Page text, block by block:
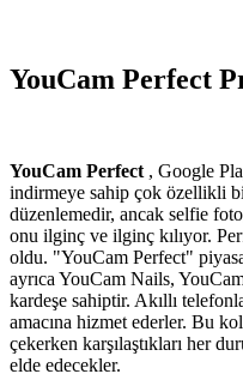
YouCam Perfect
YouCam Perfect , Google
indirmeye sahip çok özellikli
düzenlemedir, ancak selfie
onu ilginç ve ilginç kılıyor.
oldu. "YouCam Perfect"
ayrıca YouCam Nails,
kardeşe sahiptir. Akıllı
amacına hizmet ederler. Bu
çekerken karşılaştıkları her
elde edecekler.